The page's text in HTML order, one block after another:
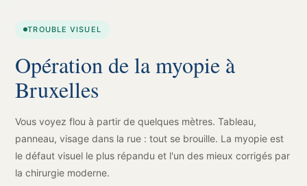
TROUBLE VISUEL
Opération de la myopie à
Bruxelles
Vous voyez flou à partir de quelques mètres. Tableau,
panneau, visage dans la rue : tout se brouille. La myopie est
le défaut visuel le plus répandu et l'un des mieux corrigés par
la chirurgie moderne.